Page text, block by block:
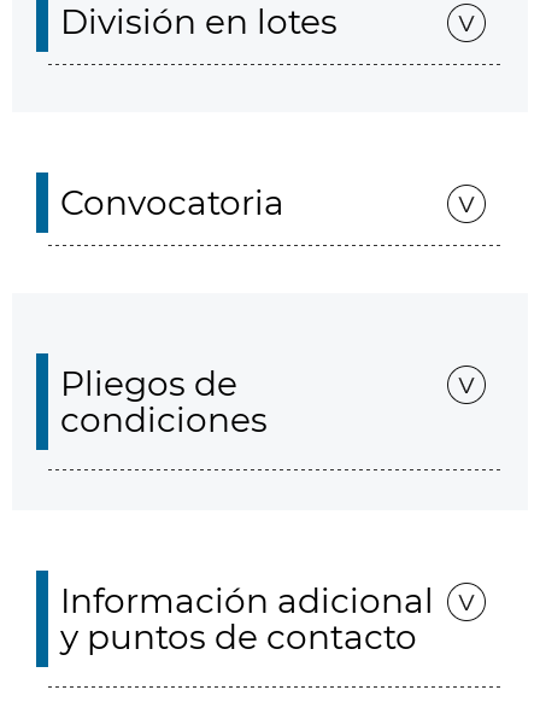
División en lotes
Convocatoria
Pliegos de
condiciones
Información adicional
y puntos de contacto